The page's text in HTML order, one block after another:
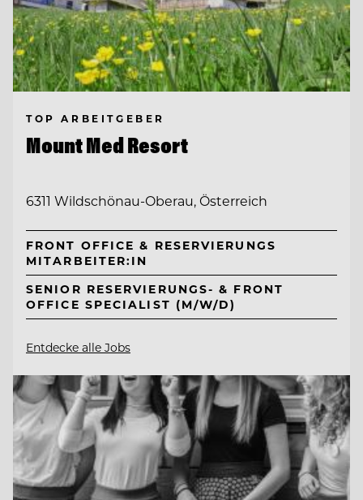
TOP ARBEITGEBER
Mount Med Resort
6311 Wildschönau-Oberau, Österreich
FRONT OFFICE & RESERVIERUNGS
MITARBEITER:IN
SENIOR RESERVIERUNGS- & FRONT
OFFICE SPECIALIST (M/W/D)
Entdecke alle Jobs